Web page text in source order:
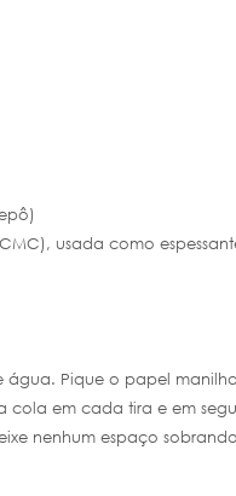
usada como
Pique o papel
cola em cada tira e em
nenhum espaço